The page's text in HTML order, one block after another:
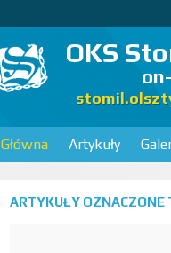
OKS
Główna Artykuły
ARTYKUŁY OZNACZONE